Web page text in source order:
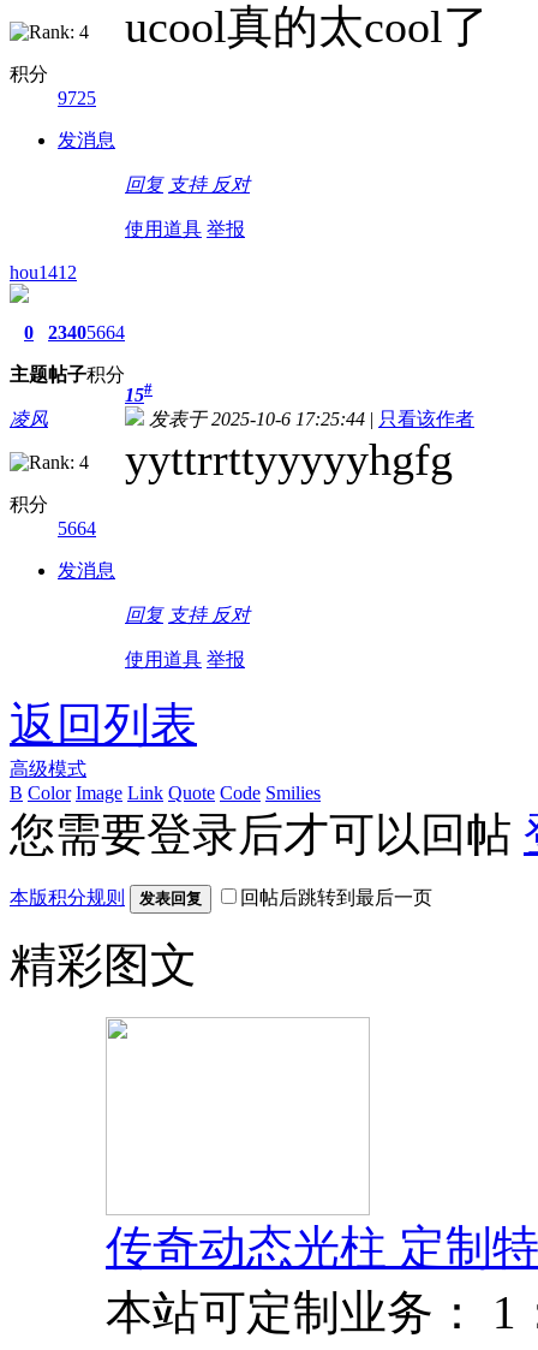
积分
9725
发消息
ucool真的太cool了
回复 支持 反对
使用道具 举报
hou1412
0
主题
2340
帖子
5664
积分
凌风
积分
5664
发消息
15#
发表于 2025-10-6 17:25:44 | 只看该作者
yyttrrttyyyyyhgfg
回复 支持 反对
使用道具 举报
返回列表
高级模式
B Color Image Link Quote Code Smilies
您需要登录后才可以回帖
本版积分规则 发表回复 回帖后跳转到最后一页
精彩图文
传奇动态光柱 定制
本站可定制业务： 1